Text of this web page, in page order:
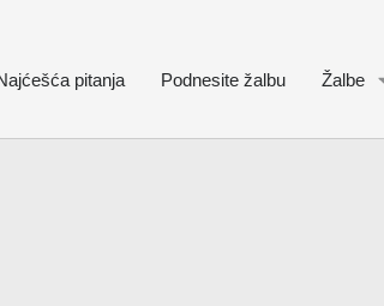
pitanja Podnesite žalbu Žalbe